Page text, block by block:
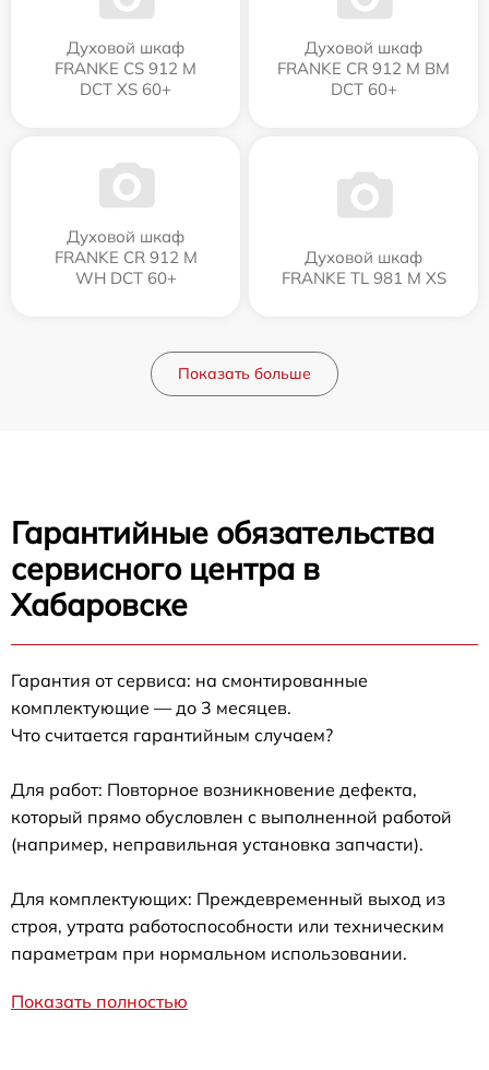
Духовой шкаф
FRANKE CS 912 M
DCT XS 60+
Духовой шкаф
FRANKE CR 912 M BM
DCT 60+
Духовой шкаф
FRANKE CR 912 M
WH DCT 60+
Духовой шкаф
FRANKE TL 981 M XS
Показать больше
Гарантийные обязательства
сервисного центра в
Хабаровске
Гарантия от сервиса: на смонтированные
комплектующие — до 3 месяцев.
Что считается гарантийным случаем?
Для работ: Повторное возникновение дефекта,
который прямо обусловлен с выполненной работой
(например, неправильная установка запчасти).
Для комплектующих: Преждевременный выход из
строя, утрата работоспособности или техническим
параметрам при нормальном использовании.
Показать полностью